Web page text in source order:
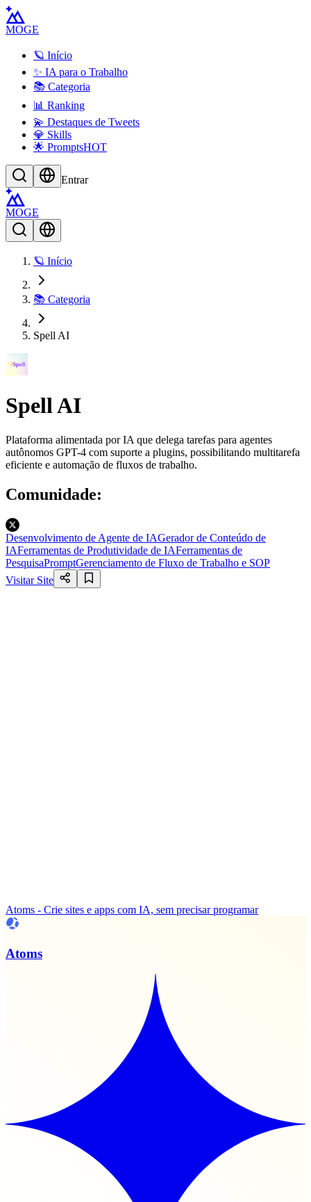
MOGE
🪐 Início
✨ IA para o Trabalho
📚 Categoria
📊 Ranking
💫 Destaques de Tweets
💎 Skills
🌟 PromptsHOT
Entrar
MOGE
🪐 Início
📚 Categoria
Spell AI
Spell AI
Plataforma alimentada por IA que delega tarefas para agentes
autônomos GPT-4 com suporte a plugins, possibilitando multitarefa
eficiente e automação de fluxos de trabalho.
Comunidade:
Desenvolvimento de Agente de IAGerador de Conteúdo de
IAFerramentas de Produtividade de IAFerramentas de
PesquisaPromptGerenciamento de Fluxo de Trabalho e SOP
Visitar Site
Atoms - Crie sites e apps com IA, sem precisar programar
Atoms